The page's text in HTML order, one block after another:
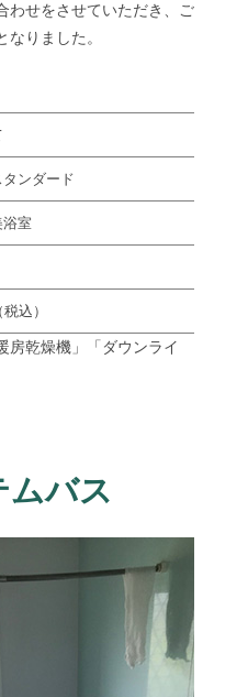
わせをさせていただき、ご
りました。
タンダード
室
込）
乾燥機」「ダウンライ
ムバス